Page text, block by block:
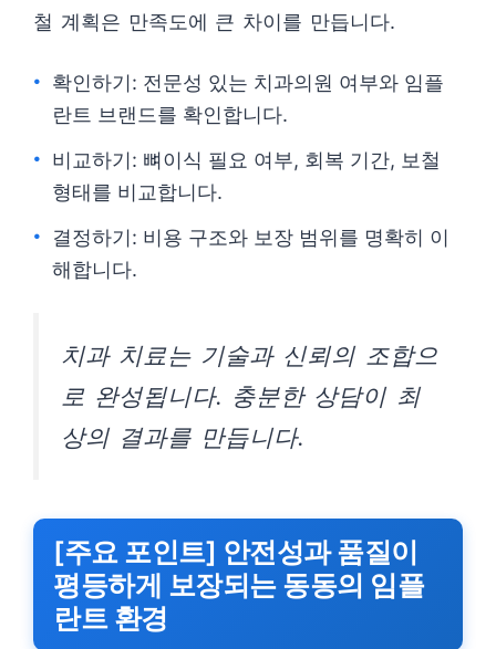
철 계획은 만족도에 큰 차이를 만듭니다.
확인하기: 전문성 있는 치과의원 여부와 임플
란트 브랜드를 확인합니다.
비교하기: 뼈이식 필요 여부, 회복 기간, 보철
형태를 비교합니다.
결정하기: 비용 구조와 보장 범위를 명확히 이
해합니다.
치과 치료는 기술과 신뢰의 조합으
로 완성됩니다. 충분한 상담이 최
상의 결과를 만듭니다.
[주요 포인트] 안전성과 품질이
평등하게 보장되는 동동의 임플
란트 환경